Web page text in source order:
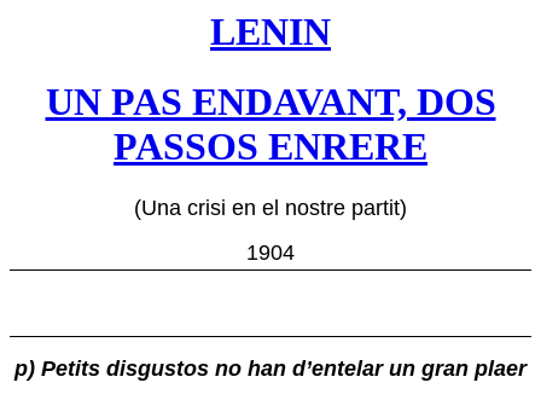
LENIN
UN PAS ENDAVANT, DOS
PASSOS ENRERE
(Una crisi en el nostre partit)
1904
p) Petits disgustos no han d’entelar un gran plaer